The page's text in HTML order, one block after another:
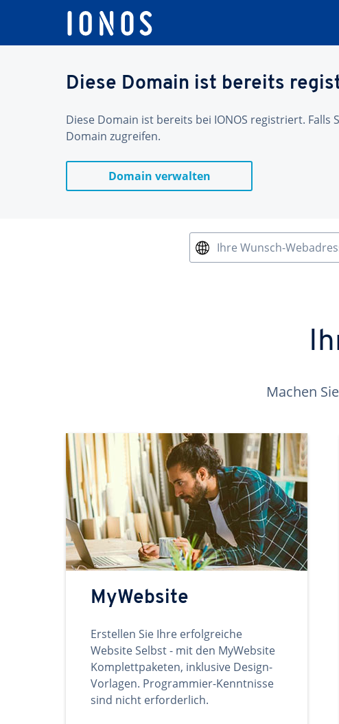
Diese Domain ist bereits
Diese Domain ist bereits bei IONOS registriert.
Domain zugreifen.
Domain verwalten
Ihre Wunsch-
Machen
MyWebsite
Erstellen Sie Ihre erfolgreiche
Website Selbst - mit den MyWebsite
Komplettpaketen, inklusive Design-
Vorlagen. Programmier-Kenntnisse
sind nicht erforderlich.